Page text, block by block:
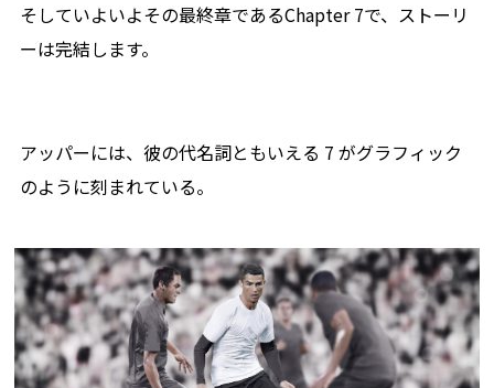
そしていよいよその最終章であるChapter 7で、ストーリ
ーは完結します。
アッパーには、彼の代名詞ともいえる 7 がグラフィック
のように刻まれている。